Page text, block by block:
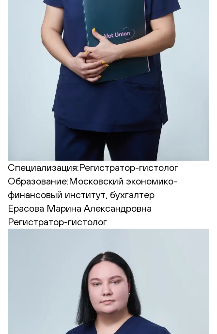
Специализация:Регистратор-гистолог
Образование:Московский экономико-
финансовый институт, бухгалтер
Ерасова Марина Александровна
Регистратор-гистолог